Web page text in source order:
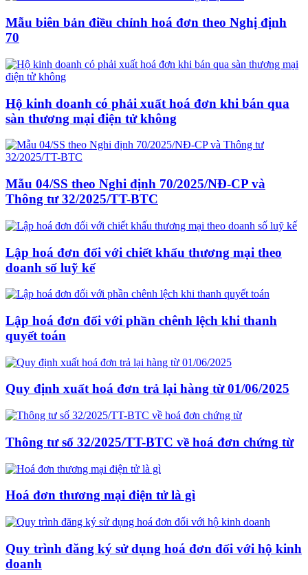
Mẫu biên bản điều chỉnh hoá đơn theo Nghị định
70
Hộ kinh doanh có phải xuất hoá đơn khi bán qua
sàn thương mại điện tử không
Mẫu 04/SS theo Nghi định 70/2025/NĐ-CP và
Thông tư 32/2025/TT-BTC
Lập hoá đơn đối với chiết khấu thương mại theo
doanh số luỹ kế
Lập hoá đơn đối với phần chênh lệch khi thanh
quyết toán
Quy định xuất hoá đơn trả lại hàng từ 01/06/2025
Thông tư số 32/2025/TT-BTC về hoá đơn chứng từ
Hoá đơn thương mại điện tử là gì
Quy trình đăng ký sử dụng hoá đơn đối với hộ kinh
doanh